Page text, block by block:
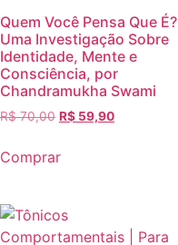
Quem Você Pensa Que É? |
Uma Investigação Sobre
Identidade, Mente e
Consciência, por
Chandramukha Swami
R$70,00 R$ 59,90
Comprar